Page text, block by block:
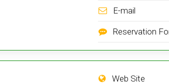
E-mail
Reservation
Web Site